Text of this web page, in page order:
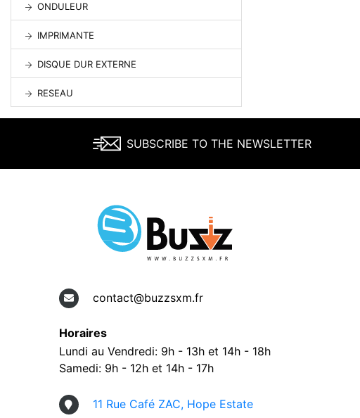
ONDULEUR
IMPRIMANTE
DISQUE DUR EXTERNE
RESEAU
SUBSCRIBE TO THE NEWSLETTER
contact@buzzsxm.fr
Horaires
Lundi au Vendredi: 9h - 13h et 14h - 18h
Samedi: 9h - 12h et 14h - 17h
11 Rue Café ZAC, Hope Estate